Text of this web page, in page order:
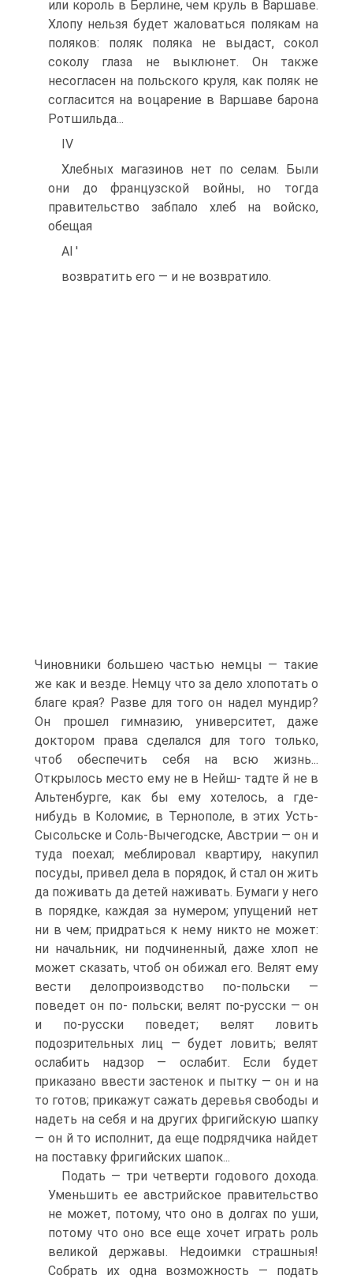
или король в Берлине, чем круль в Варшаве.
Хлопу нельзя будет жаловаться полякам на
поляков: поляк поляка не выдаст, сокол
соколу глаза не выклюнет. Он также
несогласен на польского круля, как поляк не
согласится на воцарение в Варшаве барона
Ротшильда...
IV
Хлебных магазинов нет по селам. Были
они до французской войны, но тогда
правительство забпало хлеб на войско,
обещая
Al '
возвратить его — и не возвратило.
Чиновники большею частью немцы — такие
же как и везде. Немцу что за дело хлопотать о
благе края? Разве для того он надел мундир?
Он прошел гимназию, университет, даже
доктором права сделался для того только,
чтоб обеспечить себя на всю жизнь...
Открылось место ему не в Нейш- тадте й не в
Альтенбурге, как бы ему хотелось, а где-
нибудь в Коломиє, в Тернополе, в этих Усть-
Сысольске и Соль-Вычегодске, Австрии — он и
туда поехал; меблировал квартиру, накупил
посуды, привел дела в порядок, й стал он жить
да поживать да детей наживать. Бумаги у него
в порядке, каждая за нумером; упущений нет
ни в чем; придраться к нему никто не может:
ни начальник, ни подчиненный, даже хлоп не
может сказать, чтоб он обижал его. Велят ему
вести делопроизводство по-польски —
поведет он по- польски; велят по-русски — он
и по-русски поведет; велят ловить
подозрительных лиц — будет ловить; велят
ослабить надзор — ослабит. Если будет
приказано ввести застенок и пытку — он и на
то готов; прикажут сажать деревья свободы и
надеть на себя и на других фригийскую шапку
— он й то исполнит, да еще подрядчика найдет
на поставку фригийских шапок...
Подать — три четверти годового дохода.
Уменьшить ее австрий­ское правительство
не может, потому, что оно в долгах по уши,
потому что оно все еще хочет играть роль
великой державы. Недо­имки страшныя!
Собрать их одна возможность — подать